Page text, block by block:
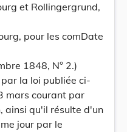
et Rollingergrund,
pour les comDate
1848, N° 2.)
la loi publiée ci-
mars courant par
ainsi qu'il résulte d'un
jour par le